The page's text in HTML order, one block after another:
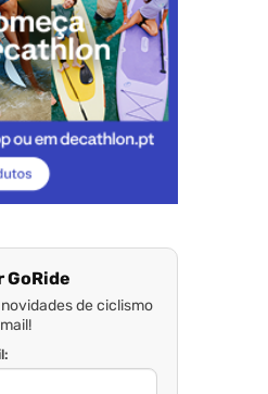
de ciclismo